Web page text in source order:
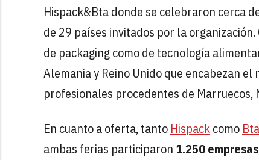
Hispack&Bta donde se celebraron cerca
de 29 países invitados por la
de packaging como de tecnología
Alemania y Reino Unido que encabezan
profesionales procedentes de Marruecos,
En cuanto a oferta, tanto Hispackcomo Bta
ambas ferias participaron 1.250